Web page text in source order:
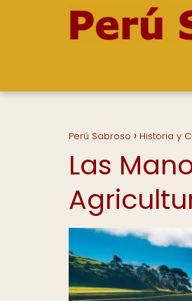
Perú Sabroso Historia y
Las